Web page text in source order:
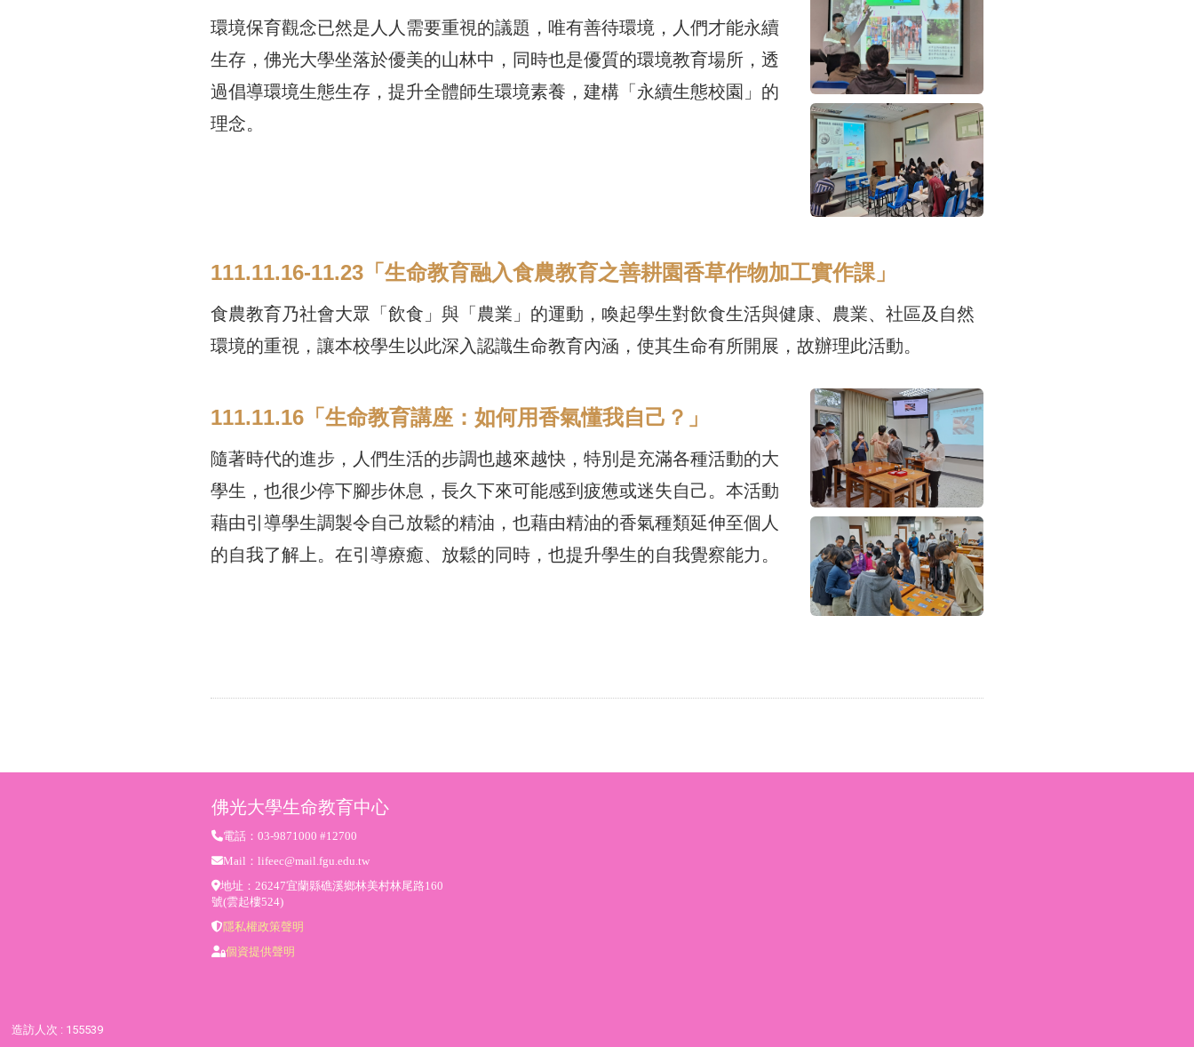
環境保育觀念已然是人人需要重視的議題，唯有善待環境，人們才能永續
生存，佛光大學坐落於優美的山林中，同時也是優質的環境教育場所，透
過倡導環境生態生存，提升全體師生環境素養，建構「永續生態校園」的
理念。
111.11.16-11.23「生命教育融入食農教育之善耕園香草作物加工實作課」
食農教育乃社會大眾「飲食」與「農業」的運動，喚起學生對飲食生活與健康、農業、社區及自然
環境的重視，讓本校學生以此深入認識生命教育內涵，使其生命有所開展，故辦理此活動。
111.11.16「生命教育講座：如何用香氣懂我自己？」
隨著時代的進步，人們生活的步調也越來越快，特別是充滿各種活動的大
學生，也很少停下腳步休息，長久下來可能感到疲憊或迷失自己。本活動
藉由引導學生調製令自己放鬆的精油，也藉由精油的香氣種類延伸至個人
的自我了解上。在引導療癒、放鬆的同時，也提升學生的自我覺察能力。
佛光大學生命教育中心
電話：03-9871000 #12700
Mail：lifeec@mail.fgu.edu.tw
地址：26247宜蘭縣礁溪鄉林美村林尾路160
號(雲起樓524)
隱私權政策聲明
個資提供聲明
造訪人次 : 155539